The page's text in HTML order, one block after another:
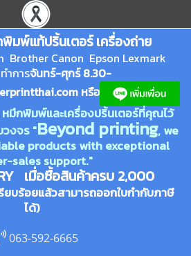
พิมพ์แท้ปริ้นเตอร์ เครื่องถ่าย
Brother Canon Epson Lexmark
ทำการจันทร์-ศุกร์ 8.30-
tthai.com หรือ
มึกพิมพ์และเครื่องปริ้นเตอร์ที่คุณไว้
งจร "Beyond printing, we
products with exceptional
sales support."
เมื่อซื้อสินค้าครบ 2,000
ยบร้อยแล้วสามารถออกใบกำกับภาษี
ได้)
063-592-6665